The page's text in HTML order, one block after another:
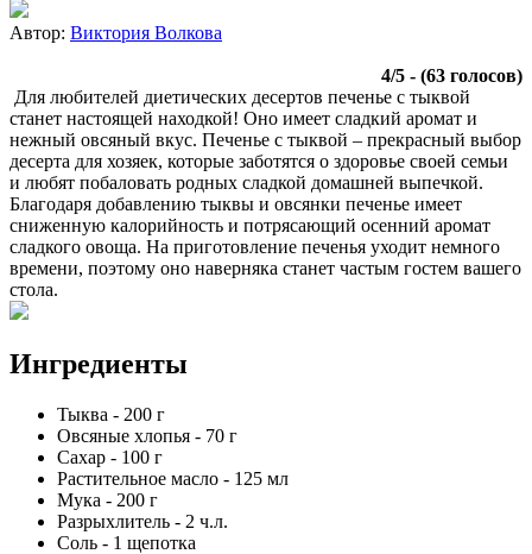
Автор: Виктория Волкова
4/5 - (63 голосов)
Для любителей диетических десертов печенье с тыквой
станет настоящей находкой! Оно имеет сладкий аромат и
нежный овсяный вкус. Печенье с тыквой – прекрасный выбор
десерта для хозяек, которые заботятся о здоровье своей семьи
и любят побаловать родных сладкой домашней выпечкой.
Благодаря добавлению тыквы и овсянки печенье имеет
сниженную калорийность и потрясающий осенний аромат
сладкого овоща. На приготовление печенья уходит немного
времени, поэтому оно наверняка станет частым гостем вашего
стола.
Ингредиенты
Тыква - 200 г
Овсяные хлопья - 70 г
Сахар - 100 г
Растительное масло - 125 мл
Мука - 200 г
Разрыхлитель - 2 ч.л.
Соль - 1 щепотка